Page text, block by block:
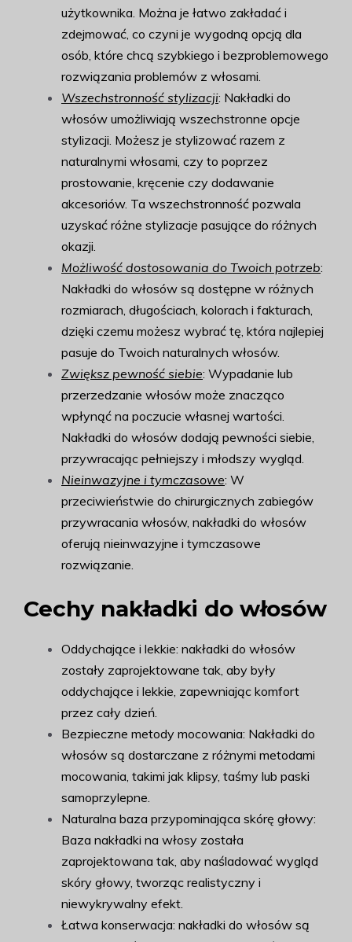
użytkownika. Można je łatwo zakładać i
zdejmować, co czyni je wygodną opcją dla
osób, które chcą szybkiego i bezproblemowego
rozwiązania problemów z włosami.
Wszechstronność stylizacji: Nakładki do
włosów umożliwiają wszechstronne opcje
stylizacji. Możesz je stylizować razem z
naturalnymi włosami, czy to poprzez
prostowanie, kręcenie czy dodawanie
akcesoriów. Ta wszechstronność pozwala
uzyskać różne stylizacje pasujące do różnych
okazji.
Możliwość dostosowania do Twoich potrzeb:
Nakładki do włosów są dostępne w różnych
rozmiarach, długościach, kolorach i fakturach,
dzięki czemu możesz wybrać tę, która najlepiej
pasuje do Twoich naturalnych włosów.
Zwiększ pewność siebie: Wypadanie lub
przerzedzanie włosów może znacząco
wpłynąć na poczucie własnej wartości.
Nakładki do włosów dodają pewności siebie,
przywracając pełniejszy i młodszy wygląd.
Nieinwazyjne i tymczasowe: W
przeciwieństwie do chirurgicznych zabiegów
przywracania włosów, nakładki do włosów
oferują nieinwazyjne i tymczasowe
rozwiązanie.
Cechy nakładki do włosów
Oddychające i lekkie: nakładki do włosów
zostały zaprojektowane tak, aby były
oddychające i lekkie, zapewniając komfort
przez cały dzień.
Bezpieczne metody mocowania: Nakładki do
włosów są dostarczane z różnymi metodami
mocowania, takimi jak klipsy, taśmy lub paski
samoprzylepne.
Naturalna baza przypominająca skórę głowy:
Baza nakładki na włosy została
zaprojektowana tak, aby naśladować wygląd
skóry głowy, tworząc realistyczny i
niewykrywalny efekt.
Łatwa konserwacja: nakładki do włosów są